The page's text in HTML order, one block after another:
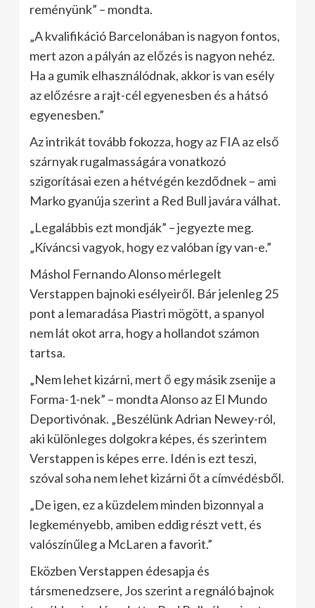
reményünk” – mondta.
„A kvalifikáció Barcelonában is nagyon fontos,
mert azon a pályán az előzés is nagyon nehéz.
Ha a gumik elhasználódnak, akkor is van esély
az előzésre a rajt-cél egyenesben és a hátsó
egyenesben.”
Az intrikát tovább fokozza, hogy az FIA az első
szárnyak rugalmasságára vonatkozó
szigorításai ezen a hétvégén kezdődnek – ami
Marko gyanúja szerint a Red Bull javára válhat.
„Legalábbis ezt mondják” – jegyezte meg.
„Kíváncsi vagyok, hogy ez valóban így van-e.”
Máshol Fernando Alonso mérlegelt
Verstappen bajnoki esélyeiről. Bár jelenleg 25
pont a lemaradása Piastri mögött, a spanyol
nem lát okot arra, hogy a hollandot számon
tartsa.
„Nem lehet kizárni, mert ő egy másik zsenije a
Forma-1-nek” – mondta Alonso az El Mundo
Deportivónak. „Beszélünk Adrian Newey-ról,
aki különleges dolgokra képes, és szerintem
Verstappen is képes erre. Idén is ezt teszi,
szóval soha nem lehet kizárni őt a címvédésből.
„De igen, ez a küzdelem minden bizonnyal a
legkeményebb, amiben eddig részt vett, és
valószínűleg a McLaren a favorit.”
Eközben Verstappen édesapja és
társmenedzsere, Jos szerint a regnáló bajnok